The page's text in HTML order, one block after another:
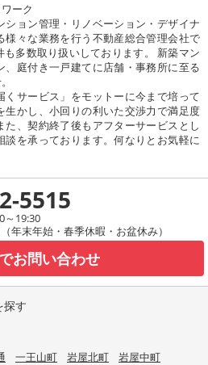
ーク
ョン管理・リノベーション・デザイナ
様々な業務を行う不動産総合管理会社で
多数取り扱いしております。 新築マン
、庭付き一戸建てに店舗・事務所に至る
サービス」をモットーに今まで培って
生かし、小回りの利いた交渉力で満足度
、契約終了後もアフターサービスとし
を承っております。何なりとお気軽に
5515
～19:30
年末年始・春季休暇・お盆休み）
お問い合わせ
探す
一王山町 岩屋北町
岩屋中町